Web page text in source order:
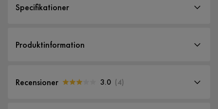
Specifikationer
Storlek
Produktinformation
Recensioner 3.0 (4)